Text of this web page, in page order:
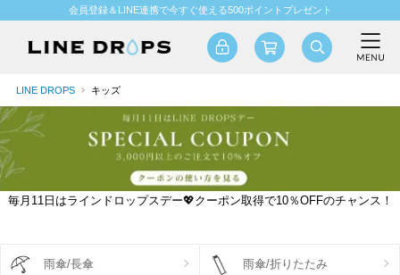
会員登録＆LINE連携で今すぐ使える500ポイントプレゼント
LINE DROPS キッズ
毎月11日はラインドロップスデー💖クーポン取得で10％OFFのチャンス！
雨傘/長傘 雨傘/折りたたみ